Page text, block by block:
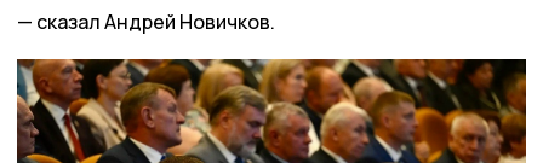
сказал Андрей Новичков.